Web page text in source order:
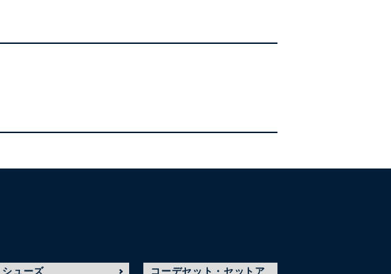
シューズ コーデセット・セットア